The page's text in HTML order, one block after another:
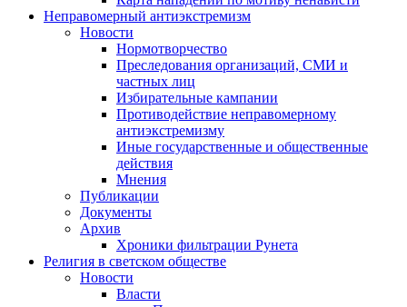
Неправомерный антиэкстремизм
Новости
Нормотворчество
Преследования организаций, СМИ и
частных лиц
Избирательные кампании
Противодействие неправомерному
антиэкстремизму
Иные государственные и общественные
действия
Мнения
Публикации
Документы
Архив
Хроники фильтрации Рунета
Религия в светском обществе
Новости
Власти